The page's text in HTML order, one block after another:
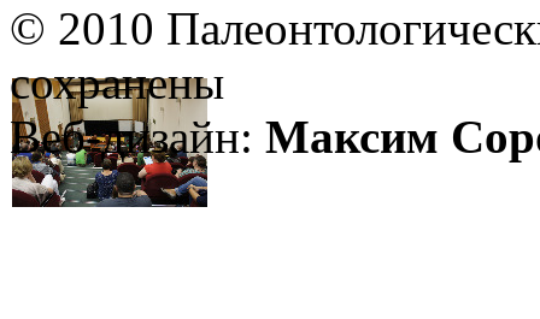
© 2010
сохранены
Веб-дизайн: Максим